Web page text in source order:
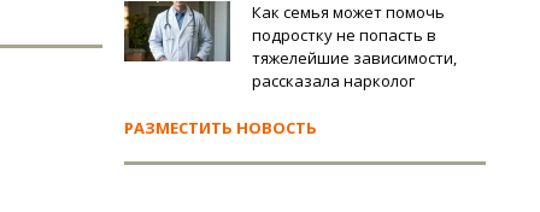
Как семья может помочь
подростку не попасть в
тяжелейшие зависимости,
рассказала нарколог
РАЗМЕСТИТЬ НОВОСТЬ